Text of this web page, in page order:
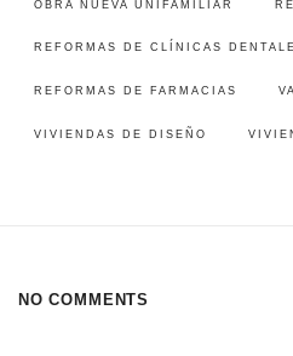
OBRA NUEVA UNIFAMILIAR
REFORMAS DE CLÍNICAS
REFORMAS DE FARMACIAS
VIVIENDAS DE DISEÑO
NO COMMENTS